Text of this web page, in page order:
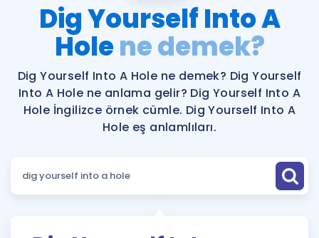
Şifremi Hatırlamıyorum
Katılımcı Görüşleri
Faydalı Araçlar
Ücretsiz Kaynaklar
ÖSYM Sınav Takvimi
Blog
İngilizce Gramer
Kariyer
Dig Yourself Into A
Holene demek?
Dig Yourself Into A Hole ne demek? Dig Yourself
Into A Hole ne anlama gelir? Dig Yourself Into A
Hole İngilizce örnek cümle. Dig Yourself Into A
Hole eş anlamlıları.